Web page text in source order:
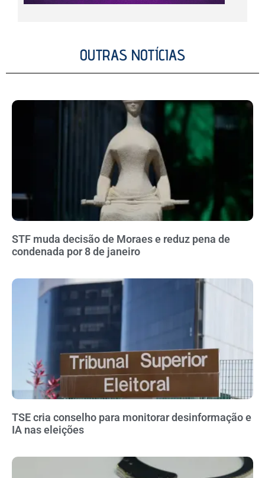
OUTRAS NOTÍCIAS
STF muda decisão de Moraes e reduz pena de
condenada por 8 de janeiro
TSE cria conselho para monitorar desinformação e
IA nas eleições